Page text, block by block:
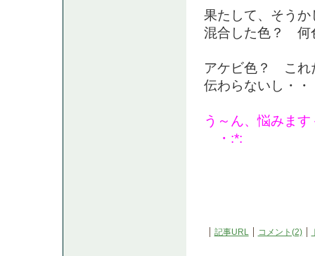
果たして、そう
混合した色？ 何
アケビ色？ これ
伝わらないし・・
う～ん、悩み
・:*:
記事URL コメント(2)